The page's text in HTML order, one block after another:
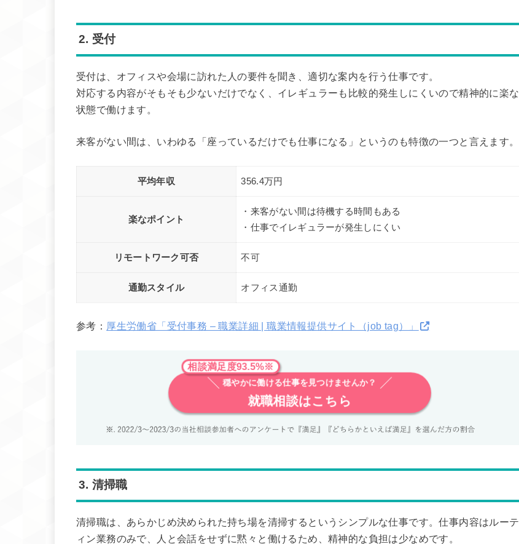
2. 受付
受付は、オフィスや会場に訪れた人の要件を聞き、適切な案内を行う仕事です。
対応する内容がそもそも少ないだけでなく、イレギュラーも比較的発生しにくいので精神的に楽な
状態で働けます。
来客がない間は、いわゆる「座っているだけでも仕事になる」というのも特徴の一つと言えます。
平均年収 356.4万円
楽なポイント
・来客がない間は待機する時間もある
・仕事でイレギュラーが発生しにくい
リモートワーク可否 不可
通勤スタイル オフィス通勤
参考： 厚生労働省「受付事務 – 職業詳細 | 職業情報提供サイト（job tag）」
相談満足度93.5%※
穏やかに働ける仕事を見つけませんか？
就職相談はこちら
3. 清掃職
清掃職は、あらかじめ決められた持ち場を清掃するというシンプルな仕事です。仕事内容はルーテ
ィン業務のみで、人と会話をせずに黙々と働けるため、精神的な負担は少なめです。